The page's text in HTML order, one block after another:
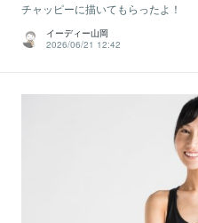
チャッピーに描いてもらったよ！
イーディー山岡
2026/06/21 12:42